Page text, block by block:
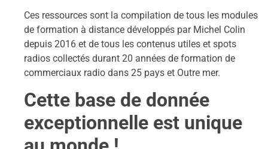
Ces ressources sont la compilation de tous les modules
de formation à distance développés par Michel Colin
depuis 2016 et de tous les contenus utiles et spots
radios collectés durant 20 années de formation de
commerciaux radio dans 25 pays et Outre mer.
Cette base de donnée
exceptionnelle est unique